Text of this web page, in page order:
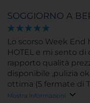
SOGGIORNO A
Lo scorso Week End
HOTEL e mi sento di consigliarlo a tutti ..ottimo
rapporto qualità
disponibile ,pulizia ok e camera belle ..posizione
ottima (5 fermate di
.consigliatissimo
Mostra informazioni